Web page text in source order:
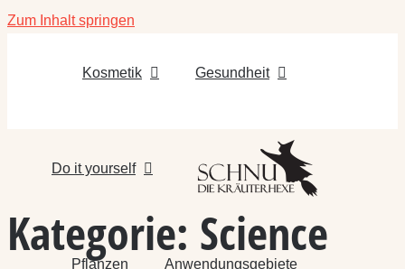
Zum Inhalt springen
Kosmetik Gesundheit
Do it yourself
Pflanzen Anwendungsgebiete
Kategorie: Science